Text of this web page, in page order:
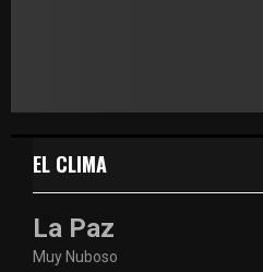
EL CLIMA
La Paz
Muy Nuboso